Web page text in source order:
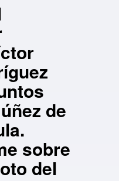
de
sobre
del